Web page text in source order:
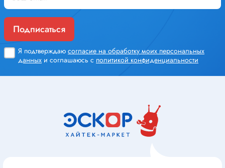
Подписаться
Я подтверждаю согласие на обработку моих персональных
данных и соглашаюсь с политикой конфиденциальности